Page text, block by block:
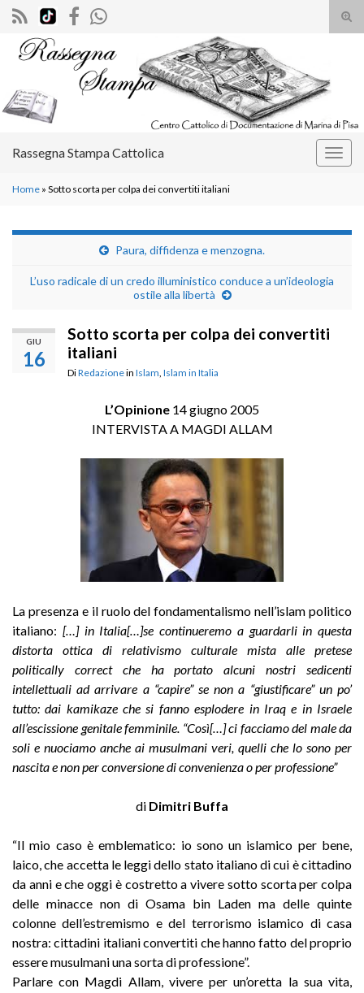
il
Search for:
Rassegna Stampa Cattolica
Home » Sotto scorta per colpa dei convertiti italiani
Paura, diffidenza e menzogna.
L’uso radicale di un credo illuministico conduce a un’ideologia
ostile alla libertà
GIU
16
Sotto scorta per colpa dei convertiti
italiani
DiRedazionein Islam Islam in Italia
L’Opinione 14 giugno 2005
INTERVISTA A MAGDI ALLAM
La presenza e il ruolo del fondamentalismo nell’islam politico
italiano: […] in Italia[…]se continueremo a guardarli in questa
distorta ottica di relativismo culturale mista alle pretese
politically correct che ha portato alcuni nostri sedicenti
intellettuali ad arrivare a “capire” se non a “giustificare” un po’
tutto: dai kamikaze che si fanno esplodere in Iraq e in Israele
all’escissione genitale femminile. “Così[…] ci facciamo del male da
soli e nuociamo anche ai musulmani veri, quelli che lo sono per
nascita e non per conversione di convenienza o per professione”
di Dimitri Buffa
“Il mio caso è emblematico: io sono un islamico per bene,
laico, che accetta le leggi dello stato italiano di cui è cittadino
da anni e che oggi è costretto a vivere sotto scorta per colpa
delle minacce non di Osama bin Laden ma delle quinte
colonne dell’estremismo e del terrorismo islamico di casa
nostra: cittadini italiani convertiti che hanno fatto del proprio
essere musulmani una sorta di professione”.
Parlare con Magdi Allam, vivere per un’oretta la sua vita,